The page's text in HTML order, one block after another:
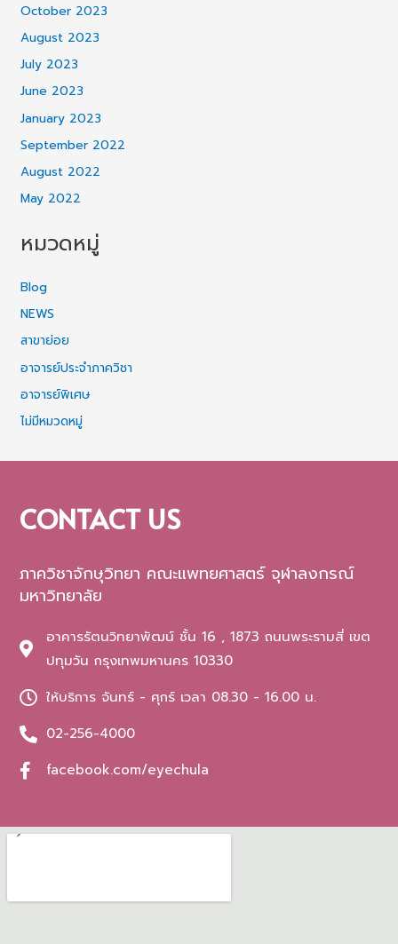
October 2023
August 2023
July 2023
June 2023
January 2023
September 2022
August 2022
May 2022
หมวดหมู่
Blog
NEWS
สาขาย่อย
อาจารย์ประจำภาควิชา
อาจารย์พิเศษ
ไม่มีหมวดหมู่
CONTACT US
ภาควิชาจักษุวิทยา คณะแพทยศาสตร์ จุฬาลงกรณ์
มหาวิทยาลัย
อาคารรัตนวิทยาพัฒน์ ชั้น 16 , 1873 ถนนพระรามสี่ เขต
ปทุมวัน กรุงเทพมหานคร 10330
ให้บริการ จันทร์ - ศุกร์ เวลา 08.30 - 16.00 น.
02-256-4000
facebook.com/eyechula